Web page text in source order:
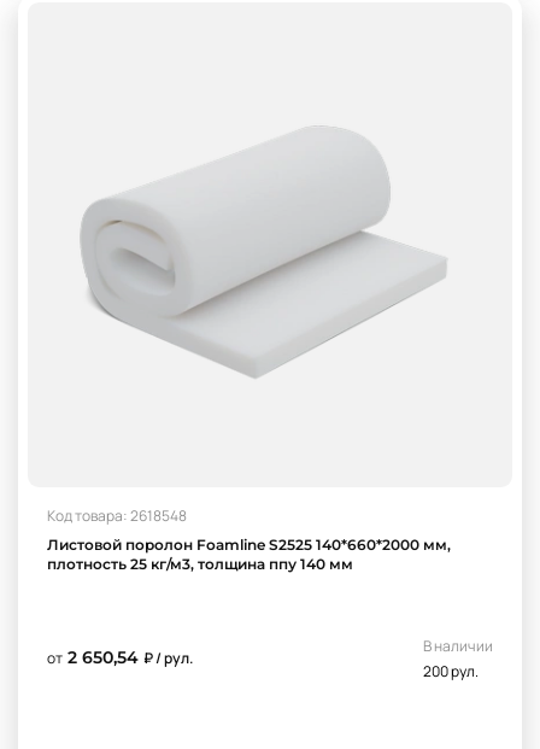
Код товара: 2618548
Листовой поролон Foamline S2525 140*660*2000 мм,
плотность 25 кг/м3, толщина ппу 140 мм
от 2 650,54 ₽ / рул.
В наличии
200 рул.